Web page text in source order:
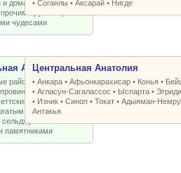
и домами, пещерными
рукотворными
чудесами
•Соганлы •Аксарай • Нигде
Анатолия
районы Турции со
и античными
византийским
и
памятниками
Центральная Анатолия
•Анкара •Афьонкарахисар • Конья •
•Агласун-Сагалассос • Ыспарта •
• Изник •Синоп •Токат •Адыяман-
Антакья